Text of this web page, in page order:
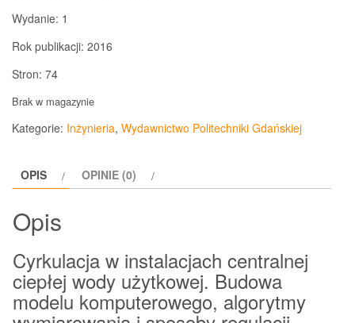
Wydanie: 1
Rok publikacji: 2016
Stron: 74
Brak w magazynie
Kategorie: Inżynieria, Wydawnictwo Politechniki Gdańskiej
OPIS OPINIE (0)
Opis
Cyrkulacja w instalacjach centralnej
ciepłej wody użytkowej. Budowa
modelu komputerowego, algorytmy